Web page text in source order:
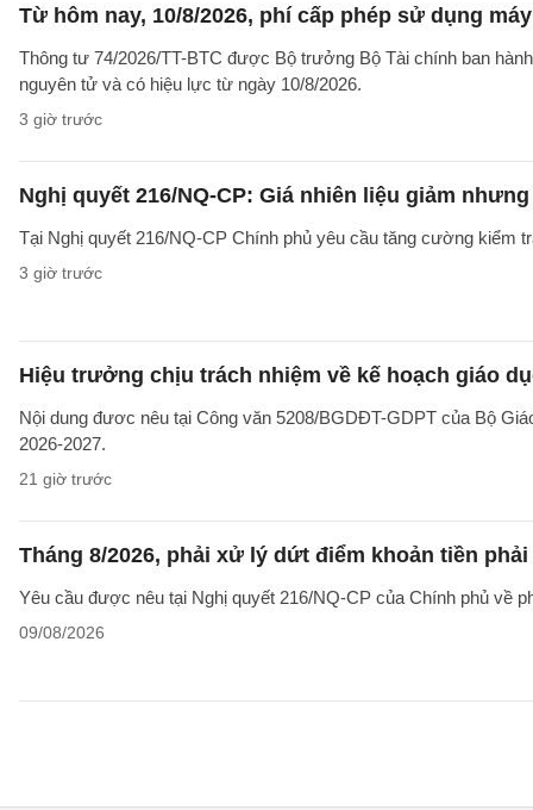
Từ hôm nay, 10/8/2026, phí cấp phép sử dụng
Thông tư 74/2026/TT-BTC được Bộ trưởng Bộ Tài chính ban
nguyên tử và có hiệu lực từ ngày 10/8/2026.
3 giờ trước
Nghị quyết 216/NQ-CP: Giá nhiên liệu giảm
Tại Nghị quyết 216/NQ-CP Chính phủ yêu cầu tăng cường kiểm
3 giờ trước
Hiệu trưởng chịu trách nhiệm về kế hoạch giáo
Nội dung đươc nêu tại Công văn 5208/BGDĐT-GDPT của Bộ
2026-2027.
21 giờ trước
Tháng 8/2026, phải xử lý dứt điểm khoản tiền
Yêu cầu được nêu tại Nghị quyết 216/NQ-CP của Chính phủ về
09/08/2026